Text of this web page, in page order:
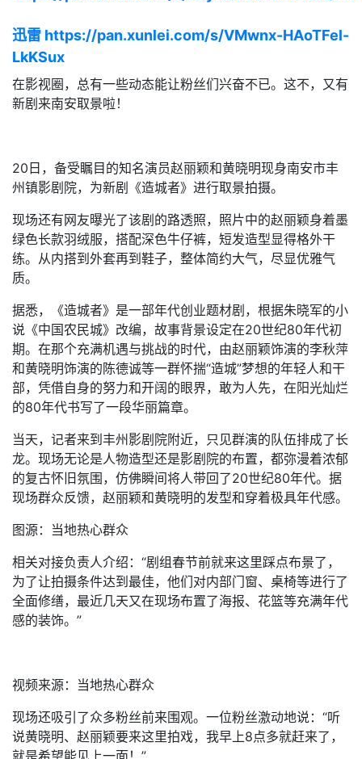
迅雷 https://pan.xunlei.com/s/VMwnx-HAoTFel-
LkKSux
在影视圈，总有一些动态能让粉丝们兴奋不已。这不，又有
新剧来南安取景啦！
20日，备受瞩目的知名演员赵丽颖和黄晓明现身南安市丰
州镇影剧院，为新剧《造城者》进行取景拍摄。
现场还有网友曝光了该剧的路透照，照片中的赵丽颖身着墨
绿色长款羽绒服，搭配深色牛仔裤，短发造型显得格外干
练。从内搭到外套再到鞋子，整体简约大气，尽显优雅气
质。
据悉，《造城者》是一部年代创业题材剧，根据朱晓军的小
说《中国农民城》改编，故事背景设定在20世纪80年代初
期。在那个充满机遇与挑战的时代，由赵丽颖饰演的李秋萍
和黄晓明饰演的陈德诚等一群怀揣“造城”梦想的年轻人和干
部，凭借自身的努力和开阔的眼界，敢为人先，在阳光灿烂
的80年代书写了一段华丽篇章。
当天，记者来到丰州影剧院附近，只见群演的队伍排成了长
龙。现场无论是人物造型还是影剧院的布置，都弥漫着浓郁
的复古怀旧氛围，仿佛瞬间将人带回了20世纪80年代。据
现场群众反馈，赵丽颖和黄晓明的发型和穿着极具年代感。
图源：当地热心群众
相关对接负责人介绍：“剧组春节前就来这里踩点布景了，
为了让拍摄条件达到最佳，他们对内部门窗、桌椅等进行了
全面修缮，最近几天又在现场布置了海报、花篮等充满年代
感的装饰。”
视频来源：当地热心群众
现场还吸引了众多粉丝前来围观。一位粉丝激动地说：“听
说黄晓明、赵丽颖要来这里拍戏，我早上8点多就赶来了，
就是希望能见上一面！”